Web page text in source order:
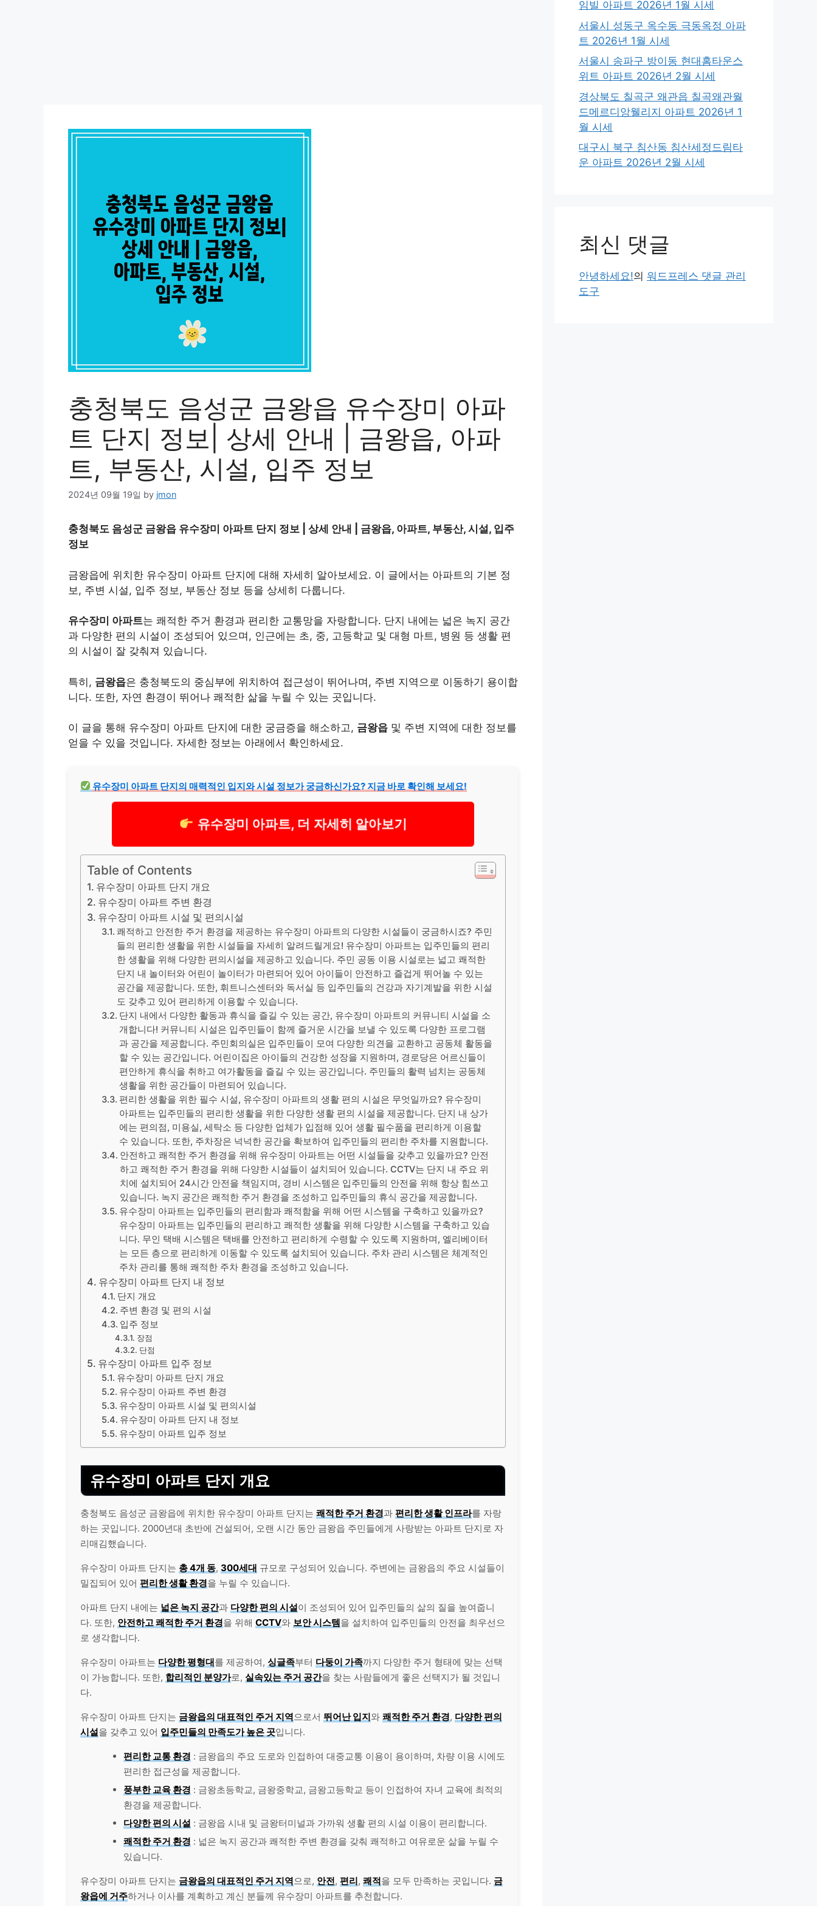
충청북도 음성군 금왕읍 유수장미 아파
트 단지 정보| 상세 안내 | 금왕읍, 아파
트, 부동산, 시설, 입주 정보
2024년 09월 19일 by jmon
충청북도 음성군 금왕읍 유수장미 아파트 단지 정보 | 상세 안내 | 금왕읍, 아파트, 부동산, 시설, 입주
정보
금왕읍에 위치한 유수장미 아파트 단지에 대해 자세히 알아보세요. 이 글에서는 아파트의 기본 정
보, 주변 시설, 입주 정보, 부동산 정보 등을 상세히 다룹니다.
유수장미 아파트는 쾌적한 주거 환경과 편리한 교통망을 자랑합니다. 단지 내에는 넓은 녹지 공간
과 다양한 편의 시설이 조성되어 있으며, 인근에는 초, 중, 고등학교 및 대형 마트, 병원 등 생활 편
의 시설이 잘 갖춰져 있습니다.
특히, 금왕읍은 충청북도의 중심부에 위치하여 접근성이 뛰어나며, 주변 지역으로 이동하기 용이합
니다. 또한, 자연 환경이 뛰어나 쾌적한 삶을 누릴 수 있는 곳입니다.
이 글을 통해 유수장미 아파트 단지에 대한 궁금증을 해소하고, 금왕읍 및 주변 지역에 대한 정보를
얻을 수 있을 것입니다. 자세한 정보는 아래에서 확인하세요.
유수장미 아파트 단지의 매력적인 입지와 시설 정보가 궁금하신가요? 지금 바로 확인해 보세요!
유수장미 아파트, 더 자세히 알아보기
Table of Contents
유수장미 아파트 단지 개요
유수장미 아파트 주변 환경
유수장미 아파트 시설 및 편의시설
쾌적하고 안전한 주거 환경을 제공하는 유수장미 아파트의 다양한 시설들이 궁금하시죠? 주민
들의 편리한 생활을 위한 시설들을 자세히 알려드릴게요! 유수장미 아파트는 입주민들의 편리
한 생활을 위해 다양한 편의시설을 제공하고 있습니다. 주민 공동 이용 시설로는 넓고 쾌적한
단지 내 놀이터와 어린이 놀이터가 마련되어 있어 아이들이 안전하고 즐겁게 뛰어놀 수 있는
공간을 제공합니다. 또한, 휘트니스센터와 독서실 등 입주민들의 건강과 자기계발을 위한 시설
도 갖추고 있어 편리하게 이용할 수 있습니다.
단지 내에서 다양한 활동과 휴식을 즐길 수 있는 공간, 유수장미 아파트의 커뮤니티 시설을 소
개합니다! 커뮤니티 시설은 입주민들이 함께 즐거운 시간을 보낼 수 있도록 다양한 프로그램
과 공간을 제공합니다. 주민회의실은 입주민들이 모여 다양한 의견을 교환하고 공동체 활동을
할 수 있는 공간입니다. 어린이집은 아이들의 건강한 성장을 지원하며, 경로당은 어르신들이
편안하게 휴식을 취하고 여가활동을 즐길 수 있는 공간입니다. 주민들의 활력 넘치는 공동체
생활을 위한 공간들이 마련되어 있습니다.
편리한 생활을 위한 필수 시설, 유수장미 아파트의 생활 편의 시설은 무엇일까요? 유수장미
아파트는 입주민들의 편리한 생활을 위한 다양한 생활 편의 시설을 제공합니다. 단지 내 상가
에는 편의점, 미용실, 세탁소 등 다양한 업체가 입점해 있어 생활 필수품을 편리하게 이용할
수 있습니다. 또한, 주차장은 넉넉한 공간을 확보하여 입주민들의 편리한 주차를 지원합니다.
안전하고 쾌적한 주거 환경을 위해 유수장미 아파트는 어떤 시설들을 갖추고 있을까요? 안전
하고 쾌적한 주거 환경을 위해 다양한 시설들이 설치되어 있습니다. CCTV는 단지 내 주요 위
치에 설치되어 24시간 안전을 책임지며, 경비 시스템은 입주민들의 안전을 위해 항상 힘쓰고
있습니다. 녹지 공간은 쾌적한 주거 환경을 조성하고 입주민들의 휴식 공간을 제공합니다.
유수장미 아파트는 입주민들의 편리함과 쾌적함을 위해 어떤 시스템을 구축하고 있을까요?
유수장미 아파트는 입주민들의 편리하고 쾌적한 생활을 위해 다양한 시스템을 구축하고 있습
니다. 무인 택배 시스템은 택배를 안전하고 편리하게 수령할 수 있도록 지원하며, 엘리베이터
는 모든 층으로 편리하게 이동할 수 있도록 설치되어 있습니다. 주차 관리 시스템은 체계적인
주차 관리를 통해 쾌적한 주차 환경을 조성하고 있습니다.
유수장미 아파트 단지 내 정보
단지 개요
주변 환경 및 편의 시설
입주 정보
장점
단점
유수장미 아파트 입주 정보
유수장미 아파트 단지 개요
유수장미 아파트 주변 환경
유수장미 아파트 시설 및 편의시설
유수장미 아파트 단지 내 정보
유수장미 아파트 입주 정보
유수장미 아파트 단지 개요
충청북도 음성군 금왕읍에 위치한 유수장미 아파트 단지는 쾌적한 주거 환경과 편리한 생활 인프라를 자랑
하는 곳입니다. 2000년대 초반에 건설되어, 오랜 시간 동안 금왕읍 주민들에게 사랑받는 아파트 단지로 자
리매김했습니다.
유수장미 아파트 단지는 총 4개 동, 300세대 규모로 구성되어 있습니다. 주변에는 금왕읍의 주요 시설들이
밀집되어 있어 편리한 생활 환경을 누릴 수 있습니다.
아파트 단지 내에는 넓은 녹지 공간과 다양한 편의 시설이 조성되어 있어 입주민들의 삶의 질을 높여줍니
다. 또한, 안전하고 쾌적한 주거 환경을 위해 CCTV와 보안 시스템을 설치하여 입주민들의 안전을 최우선으
로 생각합니다.
유수장미 아파트는 다양한 평형대를 제공하여, 싱글족부터 다둥이 가족까지 다양한 주거 형태에 맞는 선택
이 가능합니다. 또한, 합리적인 분양가로, 실속있는 주거 공간을 찾는 사람들에게 좋은 선택지가 될 것입니
다.
유수장미 아파트 단지는 금왕읍의 대표적인 주거 지역으로서 뛰어난 입지와 쾌적한 주거 환경, 다양한 편의
시설을 갖추고 있어 입주민들의 만족도가 높은 곳입니다.
편리한 교통 환경 : 금왕읍의 주요 도로와 인접하여 대중교통 이용이 용이하며, 차량 이용 시에도
편리한 접근성을 제공합니다.
풍부한 교육 환경 : 금왕초등학교, 금왕중학교, 금왕고등학교 등이 인접하여 자녀 교육에 최적의
환경을 제공합니다.
다양한 편의 시설 : 금왕읍 시내 및 금왕터미널과 가까워 생활 편의 시설 이용이 편리합니다.
쾌적한 주거 환경 : 넓은 녹지 공간과 쾌적한 주변 환경을 갖춰 쾌적하고 여유로운 삶을 누릴 수
있습니다.
유수장미 아파트 단지는 금왕읍의 대표적인 주거 지역으로, 안전, 편리, 쾌적을 모두 만족하는 곳입니다. 금
왕읍에 거주하거나 이사를 계획하고 계신 분들께 유수장미 아파트를 추천합니다.
임빌 아파트 2026년 1월 시세
서울시 성동구 옥수동 극동옥정 아파
트 2026년 1월 시세
서울시 송파구 방이동 현대홈타운스
위트 아파트 2026년 2월 시세
경상북도 칠곡군 왜관읍 칠곡왜관월
드메르디앙웰리지 아파트 2026년 1
월 시세
대구시 북구 침산동 침산세정드림타
운 아파트 2026년 2월 시세
최신 댓글
안녕하세요!의 워드프레스 댓글 관리
도구